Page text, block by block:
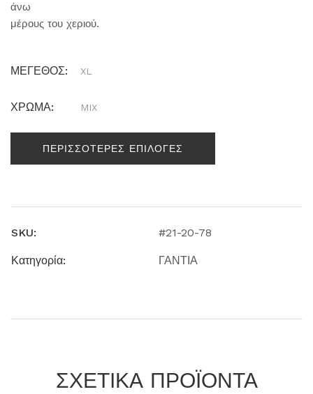
άνω
μέρους του χεριού.
ΜΕΓΕΘΟΣ: XL
ΧΡΩΜΑ: MIX
ΠΕΡΙΣΣΟΤΕΡΕΣ ΕΠΙΛΟΓΕΣ
SKU: #21-20-78
Κατηγορία: ΓΑΝΤΙΑ
ΣΧΕΤΙΚΑ ΠΡΟΪΟΝΤΑ